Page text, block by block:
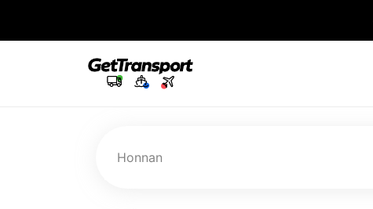
Honnan